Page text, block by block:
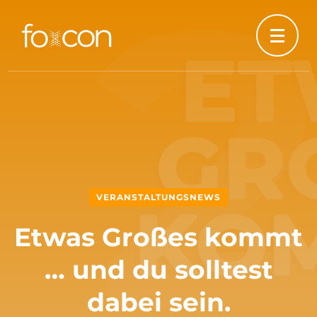
VERANSTALTUNGSNEWS
Etwas Großes kommt
… und du solltest
dabei sein.